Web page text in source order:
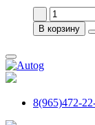
В корзину
8(965)472-